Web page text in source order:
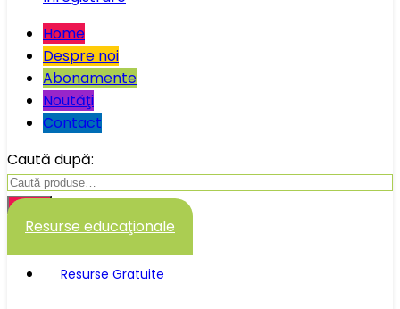
Home
Despre noi
Abonamente
Noutăţi
Contact
Caută după:
Caută
Resurse educaţionale
Resurse Gratuite